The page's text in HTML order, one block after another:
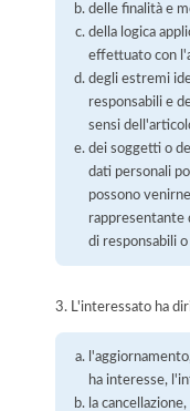
delle finalità e
della logica
effettuato con
degli estremi
responsabili e
sensi
dei soggetti o
dati personali
possono
rappresentante
di responsabili
3. L'interessato ha
ha interesse,
la